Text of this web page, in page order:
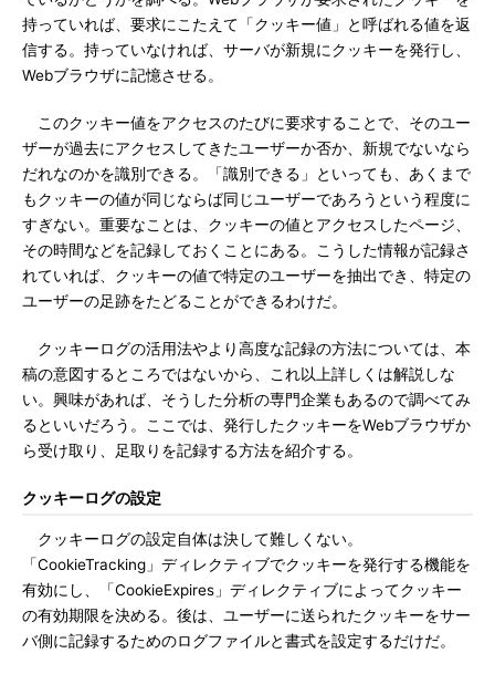
持っていれば、要求にこたえて「クッキー値」と呼ばれる値を返
信する。持っていなければ、サーバが新規にクッキーを発行し、
Webブラウザに記憶させる。
このクッキー値をアクセスのたびに要求することで、そのユー
ザーが過去にアクセスしてきたユーザーか否か、新規でないなら
だれなのかを識別できる。「識別できる」といっても、あくまで
もクッキーの値が同じならば同じユーザーであろうという程度に
すぎない。重要なことは、クッキーの値とアクセスしたページ、
その時間などを記録しておくことにある。こうした情報が記録さ
れていれば、クッキーの値で特定のユーザーを抽出でき、特定の
ユーザーの足跡をたどることができるわけだ。
クッキーログの活用法やより高度な記録の方法については、本
稿の意図するところではないから、これ以上詳しくは解説しな
い。興味があれば、そうした分析の専門企業もあるので調べてみ
るといいだろう。ここでは、発行したクッキーをWebブラウザか
ら受け取り、足取りを記録する方法を紹介する。
クッキーログの設定
クッキーログの設定自体は決して難しくない。
「CookieTracking」ディレクティブでクッキーを発行する機能を
有効にし、「CookieExpires」ディレクティブによってクッキー
の有効期限を決める。後は、ユーザーに送られたクッキーをサー
バ側に記録するためのログファイルと書式を設定するだけだ。